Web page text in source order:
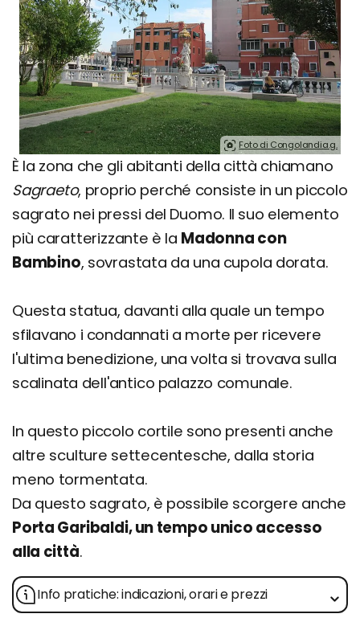
Foto di Congolandia.g.
È la zona che gli abitanti della città chiamano
Sagraeto, proprio perché consiste in un piccolo
sagrato nei pressi del Duomo. Il suo elemento
più caratterizzante è la Madonna con
Bambino, sovrastata da una cupola dorata.
Questa statua, davanti alla quale un tempo
sfilavano i condannati a morte per ricevere
l'ultima benedizione, una volta si trovava sulla
scalinata dell'antico palazzo comunale.
In questo piccolo cortile sono presenti anche
altre sculture settecentesche, dalla storia
meno tormentata.
Da questo sagrato, è possibile scorgere anche
Porta Garibaldi, un tempo unico accesso
alla città.
Info pratiche: indicazioni, orari e prezzi